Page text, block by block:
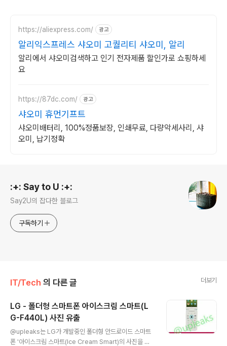
https://aliexpress.com/ 광고
알리익스프레스 샤오미 고퀄리티 샤오미, 알리
알리에서 샤오미검색하고 인기 전자제품 할인가로 쇼핑하세
요
https://87dc.com/ 광고
샤오미 휴먼기프트
샤오미배터리, 100%정품보장, 인쇄무료, 다량악세사리, 샤
오미, 납기정확
:+: Say to U :+:
Say2U의 잡다한 블로그
구독하기
IT/Tech 의 다른 글 더보기
LG - 폴더형 스마트폰 아이스크림 스마트(L
G-F440L) 사진 유출
@upleaks는 LG가 개발중인 폴더형 안드로이드 스마트
폰 '아이스크림 스마트(Ice Cream Smart)의 사진을 유